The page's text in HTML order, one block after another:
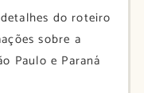
do roteiro
sobre a
Paulo e Paraná